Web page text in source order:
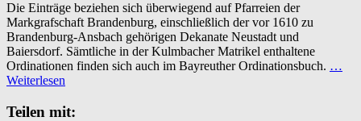
Bayreuther
Ordinationsbuch
von
1612-
1821
Die Einträge beziehen sich überwiegend auf Pfarreien der
Markgrafschaft Brandenburg, einschließlich der vor 1610 zu
Brandenburg-Ansbach gehörigen Dekanate Neustadt und
Baiersdorf. Sämtliche in der Kulmbacher Matrikel enthaltene
Ordinationen finden sich auch im Bayreuther Ordinationsbuch. …
Weiterlesen
Teilen mit: